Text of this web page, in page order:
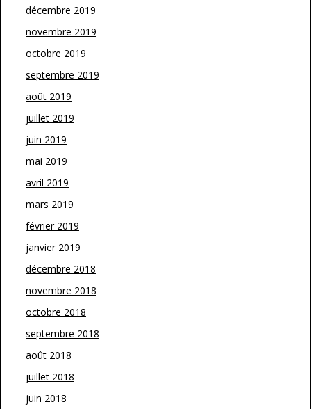
décembre 2019
novembre 2019
octobre 2019
septembre 2019
août 2019
juillet 2019
juin 2019
mai 2019
avril 2019
mars 2019
février 2019
janvier 2019
décembre 2018
novembre 2018
octobre 2018
septembre 2018
août 2018
juillet 2018
juin 2018